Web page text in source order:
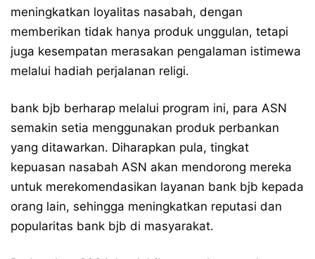
meningkatkan loyalitas nasabah, dengan
memberikan tidak hanya produk unggulan, tetapi
juga kesempatan merasakan pengalaman istimewa
melalui hadiah perjalanan religi.
bank bjb berharap melalui program ini, para ASN
semakin setia menggunakan produk perbankan
yang ditawarkan. Diharapkan pula, tingkat
kepuasan nasabah ASN akan mendorong mereka
untuk merekomendasikan layanan bank bjb kepada
orang lain, sehingga meningkatkan reputasi dan
popularitas bank bjb di masyarakat.